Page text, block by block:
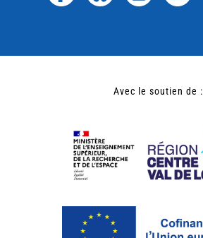
Avec le soutien de :